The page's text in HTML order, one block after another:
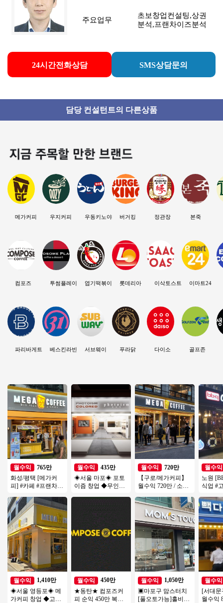
주요업무
초보창업컨설팅,상권
분석,프랜차이즈분석
24시간전화상담 SMS상담문의
담당 컨설턴트의 다른상품
메가커피
컴포즈
파리바게트
우지커피
투썸플레이스
베스킨라빈스
우동키노야
엽기떡볶이
서브웨이
버거킹
롯데리아
푸라닭
정관장
이삭토스트
다이소
본죽
이마트24
골프존
월수익
765만
화성/평택 [메가커
피] #카페 #프랜차이
#메가커피 #커피창
업
월수익
1,410만
◈서울 영등포◈ 메
가커피 창업 ◆고수
월수익
435만
◈서울 마포◈ 포토
이즘 창업 ◆무인사
업/초보창업/직장인
창업/여성창업
월수익
450만
★동탄★ 컴포즈커
피 순익 450만 복합
월수익
720만
【구로/메가커피】
월수익 720만 / 소자
/ 초보창업
월수익
1,050만
▣마포구 맘스터치
[풀오토가능]홀비중
월수익
노원
식업 #
업 #치
월수익
[서대문
월수익